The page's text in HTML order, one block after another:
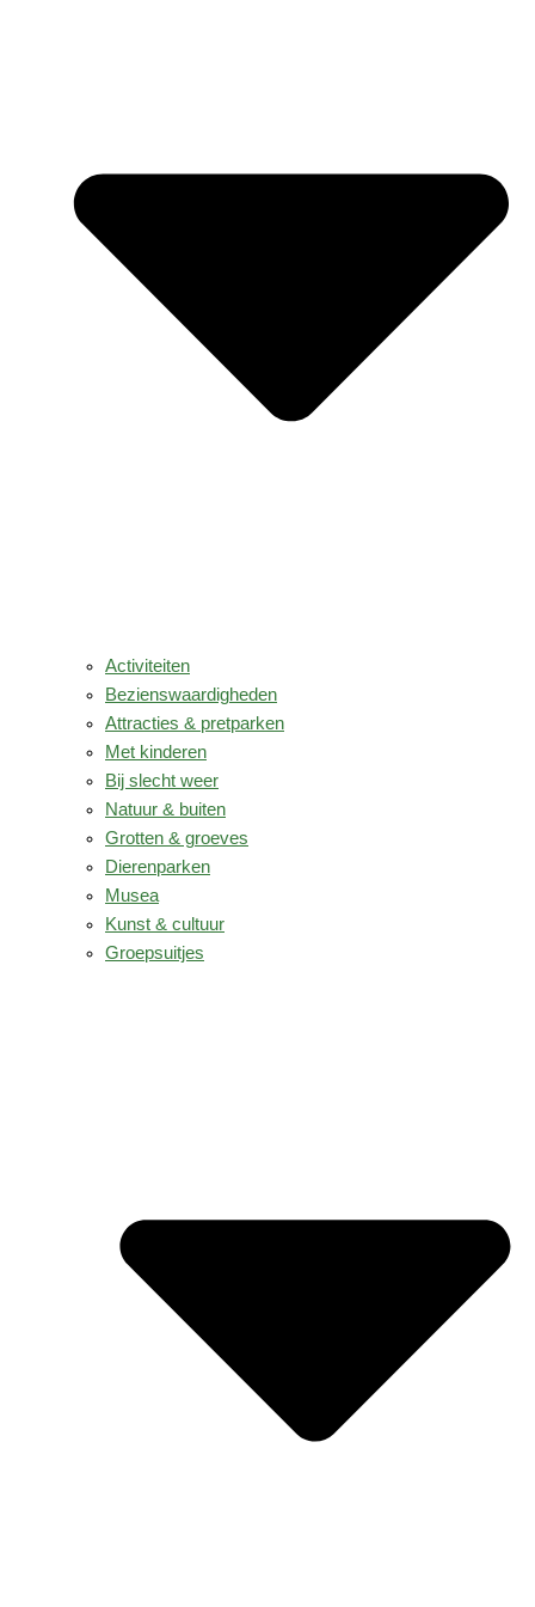
Activiteiten
Bezienswaardigheden
Attracties & pretparken
Met kinderen
Bij slecht weer
Natuur & buiten
Grotten & groeves
Dierenparken
Musea
Kunst & cultuur
Groepsuitjes